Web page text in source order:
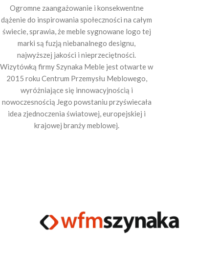
Ogromne zaangażowanie i konsekwentne
dążenie do inspirowania społeczności na całym
świecie, sprawia, że meble sygnowane logo tej
marki są fuzją niebanalnego designu,
najwyższej jakości i nieprzeciętności.
Wizytówką firmy Szynaka Meble jest otwarte w
2015 roku Centrum Przemysłu Meblowego,
wyróżniające się innowacyjnością i
nowoczesnością Jego powstaniu przyświecała
idea zjednoczenia światowej, europejskiej i
krajowej branży meblowej.